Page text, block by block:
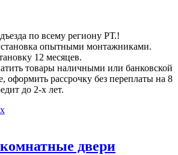
по всему региону РТ.!
опытными монтажниками.
12 месяцев.
товары наличными или банковской
оформить рассрочку без переплаты на 8
до 2-х лет.
двери